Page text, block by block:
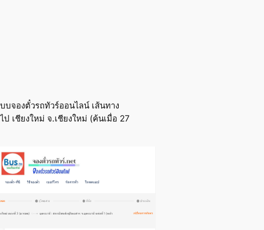
บจองตั๋วรถทัวร์ออนไลน์ เส้นทาง
เชียงใหม่ จ.เชียงใหม่ (ค้นเมื่อ 27